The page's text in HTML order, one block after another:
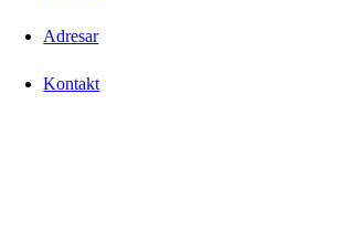
Adresar
Kontakt